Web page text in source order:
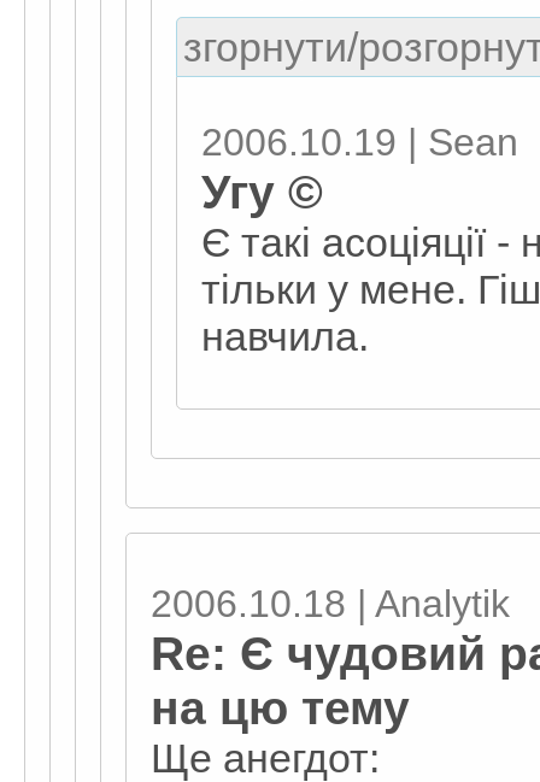
згорнути/
2006.10.19 | Sean
Угу ©
Є такі асоціяції
тільки у мене.
навчила.
2006.10.18 | Analytik
Re: Є чудовий
на цю тему
Ще анегдот: